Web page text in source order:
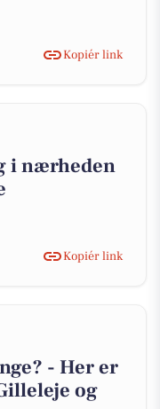
Kopiér link
i nærheden
Kopiér link
- Her er
og